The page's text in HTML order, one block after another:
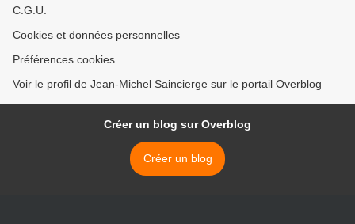
C.G.U.
Cookies et données personnelles
Préférences cookies
Voir le profil de Jean-Michel Saincierge sur le portail Overblog
Créer un blog sur Overblog
Créer un blog